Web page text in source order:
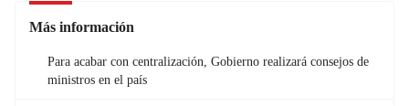
Más información
Para acabar con centralización, Gobierno realizará consejos de
ministros en el país